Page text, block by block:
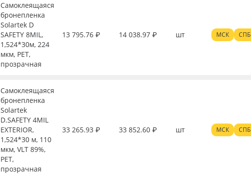
Самоклеящаяся
бронепленка
Solartek D
SAFETY 8MIL,
1,524*30м, 224
мкм, PET,
прозрачная
13 795.76 ₽ 14 038.97 ₽ шт МСК СПБ
Самоклеящаяся
бронепленка
Solartek
D.SAFETY 4MIL
EXTERIOR,
1,524*30 м, 110
мкм, VLT 89%,
PET,
прозрачная
33 265.93 ₽ 33 852.60 ₽ шт МСК СПБ